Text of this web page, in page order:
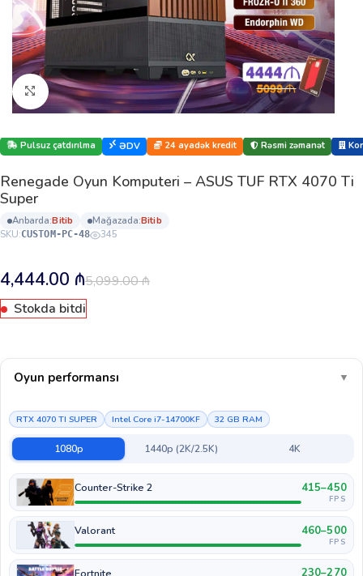
Böyütmək üçün klikləyin
Pulsuz çatdırılma ƏDV 24 ayadək kredit Rəsmi zəmanət
Renegade Oyun Komputeri – ASUS TUF RTX 4070 Ti
Super
anbarda: bi̇ti̇b mağazada: bi̇ti̇b
SKU:CUSTOM-PC-48 345
5,099.00₼
4,444.00 ₼
Stokda bitdi
Oyun performansı ▼
RTX 4070 TI SUPER Intel Core i7-14700KF 32 GB RAM
1080p 1440p (2K/2.5K) 4K
Counter-Strike 2 415–450
FPS
Valorant 460–500
FPS
Fortnite 230–270